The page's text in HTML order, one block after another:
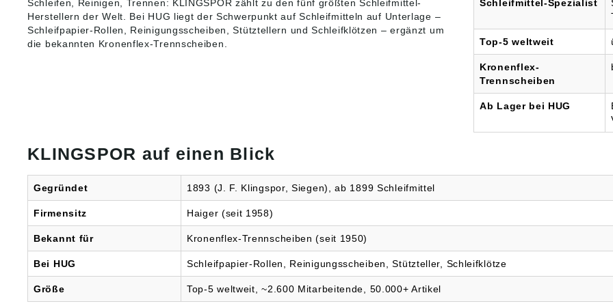
Schleifen, Reinigen, Trennen: KLINGSPOR zählt zu den fünf größtenSchleifmittel-
Herstellern der Welt. Bei HUG liegt der Schwerpunkt auf Schleifmitteln auf Unterlage –
Schleifpapier-Rollen, Reinigungsscheiben, Stütztellern und Schleifklötzen – ergänzt um
die bekannten Kronenflex-Trennscheiben.
Schleifmittel-Spezialist
Top-5 weltweit
Kronenflex-
Trennscheiben
Ab Lager bei HUG
KLINGSPOR auf einen Blick
Gegründet 1893 (J. F. Klingspor, Siegen), ab 1899 Schleifmittel
Firmensitz Haiger (seit 1958)
Bekannt für Kronenflex-Trennscheiben (seit 1950)
Bei HUG Schleifpapier-Rollen, Reinigungsscheiben, Stützteller, Schleifklötze
Größe Top-5 weltweit, ~2.600 Mitarbeitende, 50.000+ Artikel